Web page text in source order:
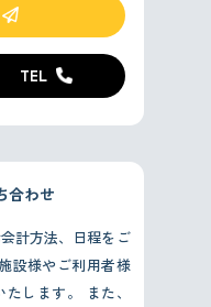
TEL
合わせ
計方法、日程をご
設様やご利用者様
します。
また、